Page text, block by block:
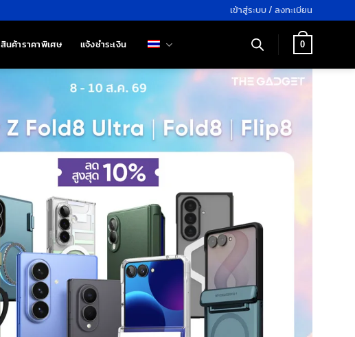
เข้าสู่ระบบ / ลงทะเบียน
สินค้าราคาพิเศษ แจ้งชำระเงิน 0